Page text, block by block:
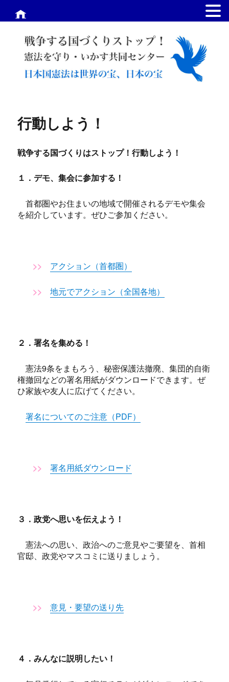
行動しよう！
戦争する国づくりはストップ！行動しよう！
１．デモ、集会に参加する！
首都圏やお住まいの地域で開催されるデモや集会
を紹介しています。ぜひご参加ください。
>> アクション（首都圏）
>> 地元でアクション（全国各地）
２．署名を集める！
憲法9条をまもろう、秘密保護法撤廃、集団的自衛
権撤回などの署名用紙がダウンロードできます。ぜ
ひ家族や友人に広げてください。
署名についてのご注意（PDF）
>> 署名用紙ダウンロード
３．政党へ思いを伝えよう！
憲法への思い、政治へのご意見やご要望を、首相
官邸、政党やマスコミに送りましょう。
>> 意見・要望の送り先
４．みんなに説明したい！